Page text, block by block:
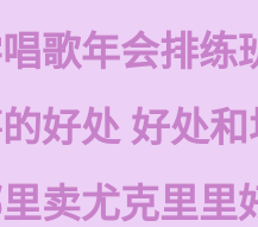
歌年会排练
好处 好处
卖尤克里里